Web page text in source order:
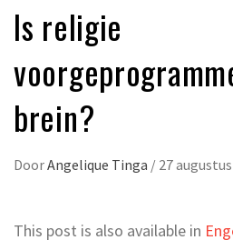
Is religie
brein?
DoorAngelique Tinga / 27
This post is also available in